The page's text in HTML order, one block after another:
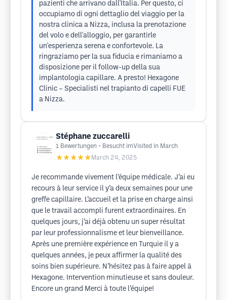
pazienti che arrivano dall'Italia. Per questo, ci
occupiamo di ogni dettaglio del viaggio per la
nostra clinica a Nizza, inclusa la prenotazione
del volo e dell'alloggio, per garantirle
un'esperienza serena e confortevole. La
ringraziamo per la sua fiducia e rimaniamo a
disposizione per il follow-up della sua
implantologia capillare. A presto! Hexagone
Clinic – Specialisti nel trapianto di capelli FUE
a Nizza.
Stéphane zuccarelli
1 Bewertungen • Besucht imVisited in March
★★★★★ March 24, 2025
Je recommande vivement l’équipe médicale. J’ai eu
recours à leur service il y’a deux semaines pour une
greffe capillaire. L’accueil et la prise en charge ainsi
que le travail accompli furent extraordinaires. En
quelques jours, j’ai déjà obtenu un super résultat
par leur professionnalisme et leur bienveillance.
Après une première expérience en Turquie il y a
quelques années, je peux affirmer la qualité des
soins bien supérieure. N’hésitez pas à faire appel à
Hexagone. Intervention minutieuse et sans douleur.
Encore un grand Merci à toute l’équipe!